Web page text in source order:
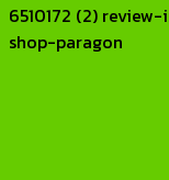
6510172 (2)
shop-paragon